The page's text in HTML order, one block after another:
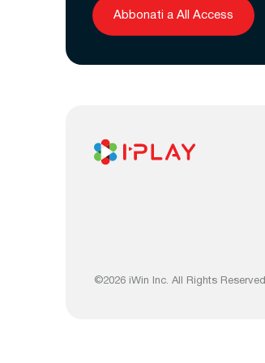
Abbonati a All Access
©2026 iWin Inc. All Rights Reserved